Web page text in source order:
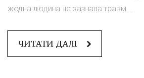
жодна людина не зазнала травм....
ЧИТАТИ ДАЛІ